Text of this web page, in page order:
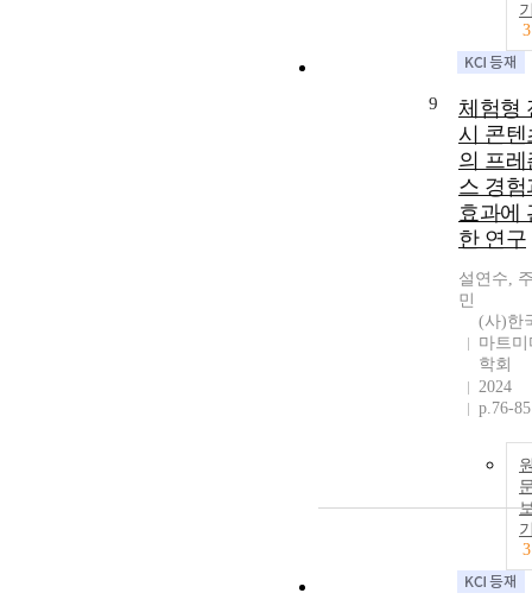
3
9
체험형
시 콘텐
의 프레
스 경험
효과에
한 연구
설연수,
민
(사)한
마트
학회
2024
p.76-85
3